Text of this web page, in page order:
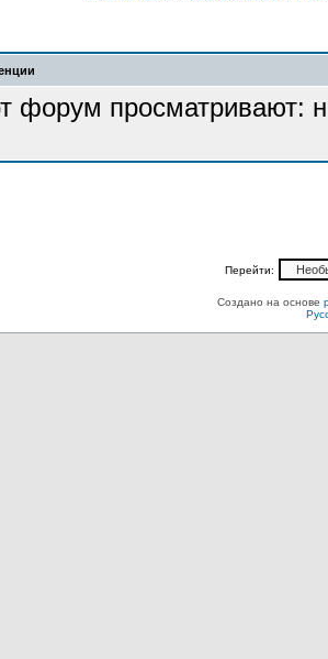
форум просматривают:
Перейти:
Создано на основе